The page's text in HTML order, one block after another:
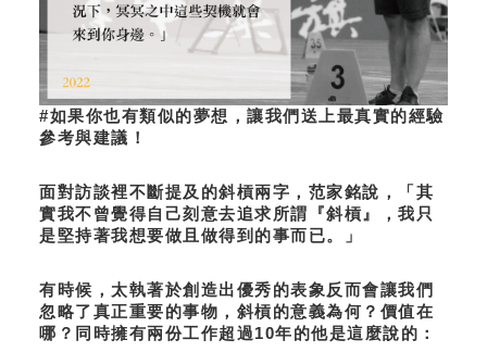
#如果你也有類似的夢想，讓我們送上最真實的經驗
參考與建議！
面對訪談裡不斷提及的斜槓兩字，范家銘說，「其
實我不曾覺得自己刻意去追求所謂『斜槓』，我只
是堅持著我想要做且做得到的事而已。」
有時候，太執著於創造出優秀的表象反而會讓我們
忽略了真正重要的事物，斜槓的意義為何？價值在
哪？同時擁有兩份工作超過10年的他是這麼說的：